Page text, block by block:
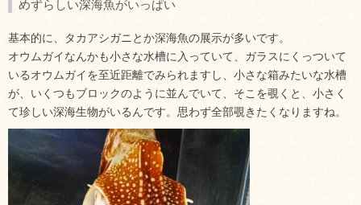
めずらしい深海魚がいっぱい
基本的に、タカアシガニとか深海魚の展示が多いです。
オウムガイなんかも小さな水槽に入っていて、ガラスにくっついて
いるオウムガイを至近距離でみられますし、小さな箱みたいな水槽
が、いくつもブロックのように並んでいて、そこを覗くと、小さく
て珍しい深海生物がいるんです。思わず全部覗きたくなりますね。